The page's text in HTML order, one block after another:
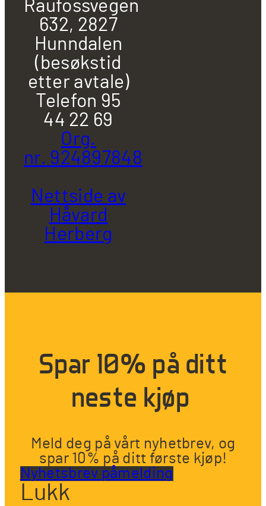
Raufossvegen
632, 2827
Hunndalen
(besøkstid
etter avtale)
Telefon 95
44 22 69
Org.
nr. 924897848
Nettside av
Håvard
Herberg
Spar 10% på ditt
neste kjøp
Meld deg på vårt nyhetbrev, og
spar 10% på ditt første kjøp!
Nyhetsbrev påmelding
Lukk